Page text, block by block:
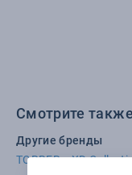
Смотрите
Другие бренды
TORBER
XD